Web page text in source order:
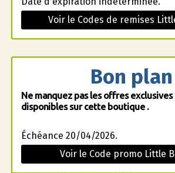
Voir le Codes de remises
Bon plan
Ne manquez pas les offres
disponibles sur cette boutique .
Échéance 20/04/2026.
Voir le Code promo Little